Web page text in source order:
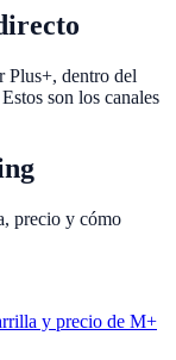
Plus+, dentro del
son los canales
precio y cómo
y precio de M+